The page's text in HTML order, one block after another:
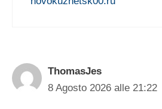
ThomasJes
8 Agosto 2026 alle 21:22